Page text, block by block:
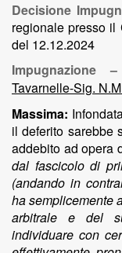
Decisione
regionale presso il
del 12.12.2024
Impugnazione
Tavarnelle-Sig.
Massima:
il deferito sarebbe
addebito ad opera
dal fascicolo di
(andando in
ha semplicemente
arbitrale e del
individuare con